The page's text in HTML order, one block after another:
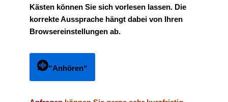
Kästen können Sie sich vorlesen lassen. Die
korrekte Aussprache hängt dabei von Ihren
Browsereinstellungen ab.
“Anhören“